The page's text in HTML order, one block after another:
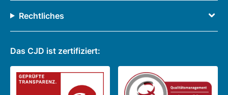
Rechtliches
Das CJD ist zertifiziert: